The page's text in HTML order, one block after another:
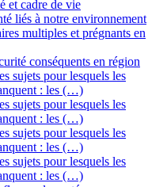
et cadre de vie
liés à notre environnement
multiples et prégnants en
conséquents en région
sujets pour lesquels les
: les (…)
sujets pour lesquels les
: les (…)
sujets pour lesquels les
: les (…)
sujets pour lesquels les
: les (…)